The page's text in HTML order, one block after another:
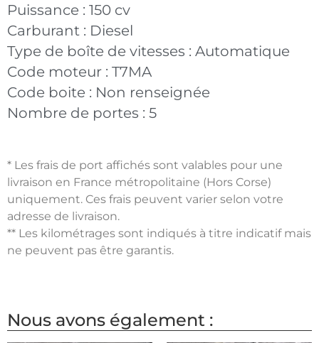
Puissance : 150 cv
Carburant : Diesel
Type de boîte de vitesses : Automatique
Code moteur : T7MA
Code boite : Non renseignée
Nombre de portes : 5
* Les frais de port affichés sont valables pour une
livraison en France métropolitaine (Hors Corse)
uniquement. Ces frais peuvent varier selon votre
adresse de livraison.
** Les kilométrages sont indiqués à titre indicatif mais
ne peuvent pas être garantis.
Nous avons également :